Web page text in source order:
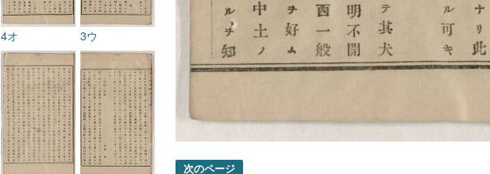
次のページ
3ウ
4オ